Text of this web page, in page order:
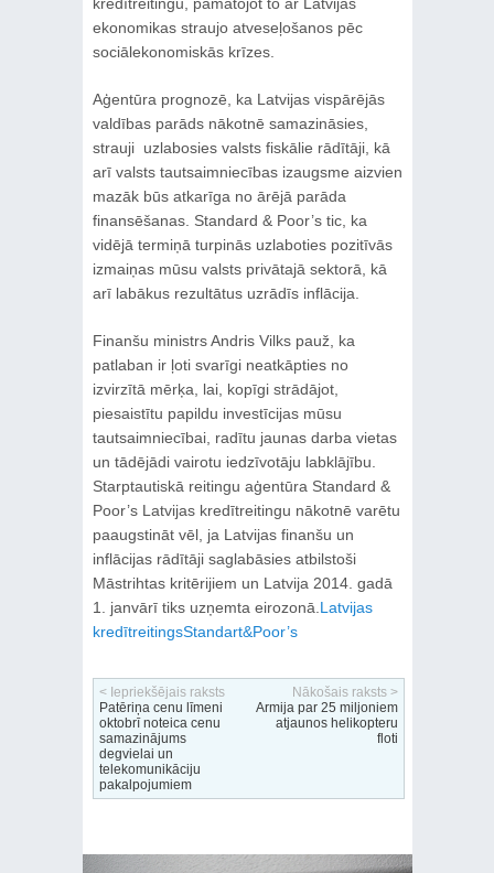
ekonomikas straujo atveseļošanos pēc
sociālekonomiskās krīzes.
Aģentūra prognozē, ka Latvijas vispārējās
valdības parāds nākotnē samazināsies,
strauji uzlabosies valsts fiskālie rādītāji, kā
arī valsts tautsaimniecības izaugsme aizvien
mazāk būs atkarīga no ārējā parāda
finansēšanas. Standard & Poor’s tic, ka
vidējā termiņā turpinās uzlaboties pozitīvās
izmaiņas mūsu valsts privātajā sektorā, kā
arī labākus rezultātus uzrādīs inflācija.
Finanšu ministrs Andris Vilks pauž, ka
patlaban ir ļoti svarīgi neatkāpties no
izvirzītā mērķa, lai, kopīgi strādājot,
piesaistītu papildu investīcijas mūsu
tautsaimniecībai, radītu jaunas darba vietas
un tādējādi vairotu iedzīvotāju labklājību.
Starptautiskā reitingu aģentūra Standard &
Poor’s Latvijas kredītreitingu nākotnē varētu
paaugstināt vēl, ja Latvijas finanšu un
inflācijas rādītāji saglabāsies atbilstoši
Māstrihtas kritērijiem un Latvija 2014. gadā
1. janvārī tiks uzņemta eirozonā. Latvijas
kredītreitingsStandart&Poor’s
< Iepriekšējais raksts
Patēriņa cenu līmeni
oktobrī noteica cenu
samazinājums
degvielai un
telekomunikāciju
pakalpojumiem
Nākošais raksts >
Armija par 25 miljoniem
atjaunos helikopteru
floti